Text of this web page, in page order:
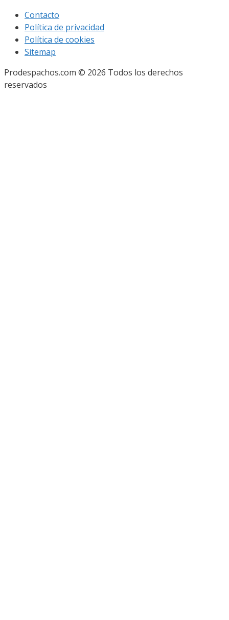
Contacto
Política de privacidad
Política de cookies
Sitemap
Prodespachos.com © 2026 Todos los derechos
reservados